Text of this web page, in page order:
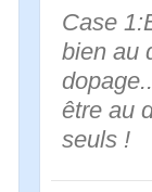
Case
bien au
être au
seuls !